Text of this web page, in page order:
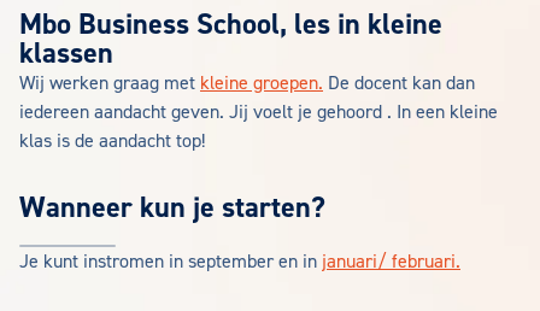
Mbo Business School, les in kleine
klassen
Wij werken graag met kleine groepen. De docent kan dan
iedereen aandacht geven. Jij voelt je gehoord . In een kleine
klas is de aandacht top!
Wanneer kun je starten?
Je kunt instromen in september en in januari/ februari.